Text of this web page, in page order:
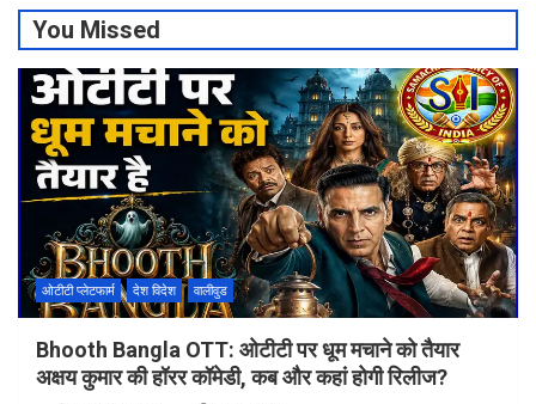
You Missed
ओटीटी प्लेटफार्म देश विदेश वालीवुड
Bhooth Bangla OTT: ओटीटी पर धूम मचाने को तैयार
अक्षय कुमार की हॉरर कॉमेडी, कब और कहां होगी रिलीज?